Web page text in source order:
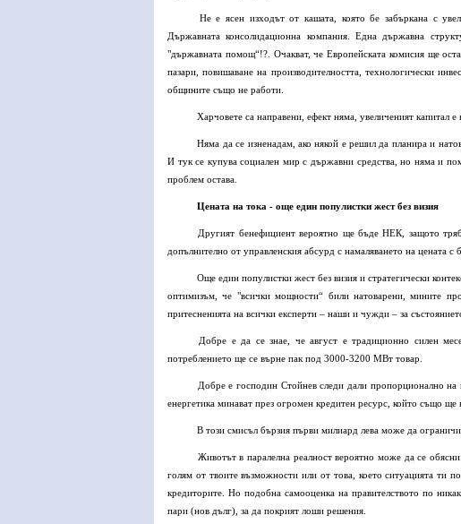
Не е ясен изходът от кашата, която бе забъркана с
Държавната консолидационна компания. Една държавна
"държавната помощ“!?. Очакват, че Европейската комисия ще
пазари, повишаване на производителността, технологически
общините също не работи.
Харчовете са направени, ефект няма, увеличеният капитал е
Няма да се изненадам, ако някой е решил да планира и
И тук се купува социален мир с държавни средства, но няма и
проблем остава.
Цената на тока - още един популистки жест без визия
Другият бенефициент вероятно ще бъде НЕК, защото
допълнително от управленския абсурд с намаляването на цената с
Още един популистки жест без визия и стратегически
оптимизъм, че "всички мощности“ били натоварени, мините
притесненията на всички експерти – наши и чужди – за
Добре е да се знае, че август е традиционно силен
потреблението ще се върне пак под 3000-3200 МВт товар.
Добре е господин Стойнев следи дали пропорционално на
енергетика минават през огромен кредитен ресурс, който също
В този смисъл бързия първи милиард лева може да
Животът в паралелна реалност вероятно може да се
голям от твоите възможности или от това, което ситуацията ти
кредиторите. Но подобна самооценка на правителството по
пари (нов дълг), за да покрият лоши решения.